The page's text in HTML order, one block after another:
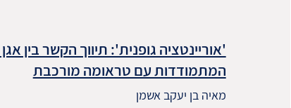
'אוריינטציה גופנית': תיווך הקשר בין
המתמודדות עם טראומה מורכבת
מאיה בן יעקב אשמן